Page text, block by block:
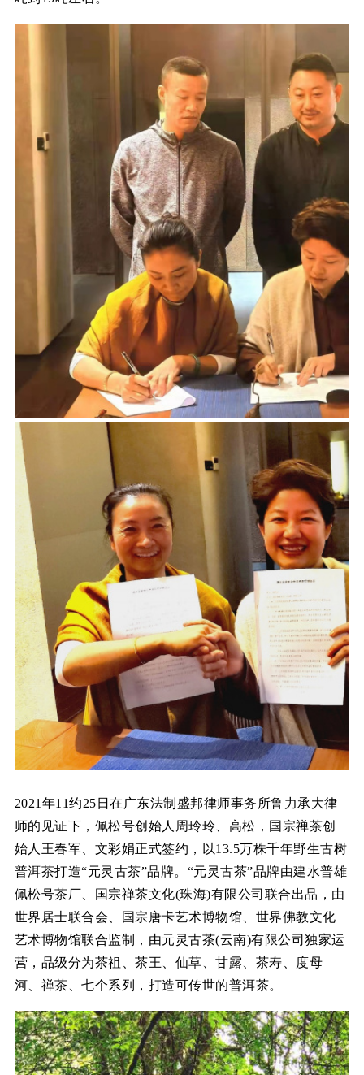
2021年11约25日在广东法制盛邦律师事务所鲁力承大律
师的见证下，佩松号创始人周玲玲、高松，国宗禅茶创
始人王春军、文彩娟正式签约，以13.5万株千年野生古树
普洱茶打造“元灵古茶”品牌。“元灵古茶”品牌由建水普雄
佩松号茶厂、国宗禅茶文化(珠海)有限公司联合出品，由
世界居士联合会、国宗唐卡艺术博物馆、世界佛教文化
艺术博物馆联合监制，由元灵古茶(云南)有限公司独家运
营，品级分为茶祖、茶王、仙草、甘露、茶寿、度母
河、禅茶、七个系列，打造可传世的普洱茶。